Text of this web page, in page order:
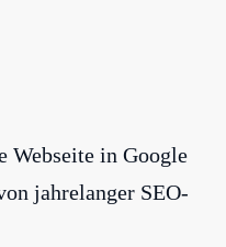
Webseite in Google
jahrelanger SEO-